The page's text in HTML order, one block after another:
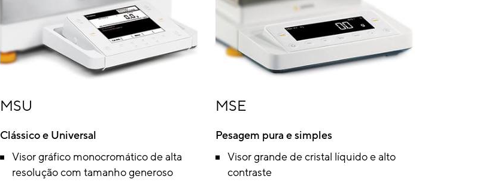
MSU
Clássico e Universal
Visor gráfico monocromático de alta
resolução com tamanho generoso
MSE
Pesagem pura e simples
Visor grande de cristal líquido e alto
contraste